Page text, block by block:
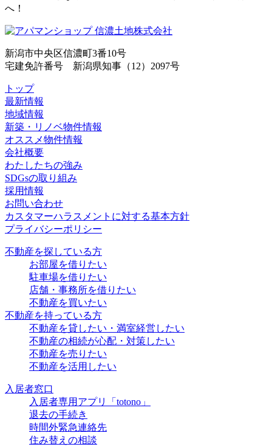
へ！
新潟市中央区信濃町3番10号
宅建免許番号 新潟県知事（12）2097号
トップ
最新情報
地域情報
新築・リノベ物件情報
オススメ物件情報
会社概要
わたしたちの強み
SDGsの取り組み
採用情報
お問い合わせ
カスタマーハラスメントに対する基本方針
プライバシーポリシー
不動産を探している方
お部屋を借りたい
駐車場を借りたい
店舗・事務所を借りたい
不動産を買いたい
不動産を持っている方
不動産を貸したい・満室経営したい
不動産の相続が心配・対策したい
不動産を売りたい
不動産を活用したい
入居者窓口
入居者専用アプリ「totono」
退去の手続き
時間外緊急連絡先
住み替えの相談